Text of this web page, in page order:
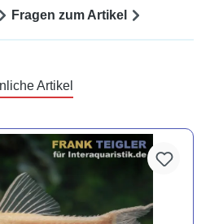
Fragen zum Artikel
Artikel